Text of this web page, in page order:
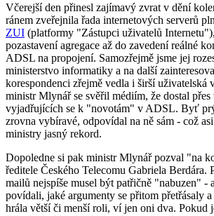
Včerejší den přinesl zajímavý zvrat v dění
ránem zveřejnila řada internetových serverů
ZUI (platformy "Zástupci uživatelů
pozastavení agregace až do zavedení reálné
ADSL na propojení. Samozřejmě jsme jej
ministerstvo informatiky a na další
korespondenci zřejmě vedla i širší uživatelská
ministr Mlynář se svěřil médiím, že dostal
vyjadřujících se k "novotám" v ADSL. Byť
zrovna vybíravé, odpovídal na ně sám - což
ministry jasný rekord.
Dopoledne si pak ministr Mlynář pozval "na
ředitele Českého Telecomu Gabriela Berdára.
mailů nejspíše musel být patřičně "nabuzen" -
povídali, jaké argumenty se přitom přetřásaly
hrála větší či menší roli, ví jen oni dva. Pokud